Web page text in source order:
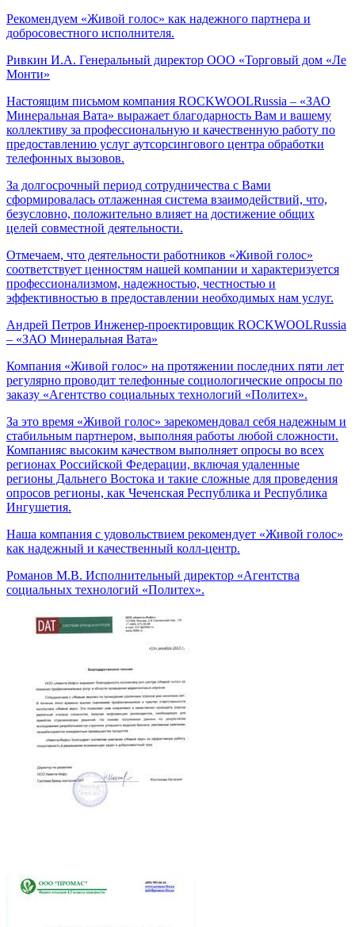
Рекомендуем «Живой голос» как надежного партнера и
добросовестного исполнителя.
Ривкин И.А. Генеральный директор ООО «Торговый дом «Ле
Монти»
Настоящим письмом компания ROCKWOOLRussia – «ЗАО
Минеральная Вата» выражает благодарность Вам и вашему
коллективу за профессиональную и качественную работу по
предоставлению услуг аутсорсингового центра обработки
телефонных вызовов.
За долгосрочный период сотрудничества с Вами
сформировалась отлаженная система взаимодействий, что,
безусловно, положительно влияет на достижение общих
целей совместной деятельности.
Отмечаем, что деятельности работников «Живой голос»
соответствует ценностям нашей компании и характеризуется
профессионализмом, надежностью, честностью и
эффективностью в предоставлении необходимых нам услуг.
Андрей Петров Инженер-проектировщик ROCKWOOLRussia
– «ЗАО Минеральная Вата»
Компания «Живой голос» на протяжении последних пяти лет
регулярно проводит телефонные социологические опросы по
заказу «Агентство социальных технологий «Политех».
За это время «Живой голос» зарекомендовал себя надежным и
стабильным партнером, выполняя работы любой сложности.
Компанияс высоким качеством выполняет опросы во всех
регионах Российской Федерации, включая удаленные
регионы Дальнего Востока и такие сложные для проведения
опросов регионы, как Чеченская Республика и Республика
Ингушетия.
Наша компания с удовольствием рекомендует «Живой голос»
как надежный и качественный колл-центр.
Романов М.В. Исполнительный директор «Агентства
социальных технологий «Политех».